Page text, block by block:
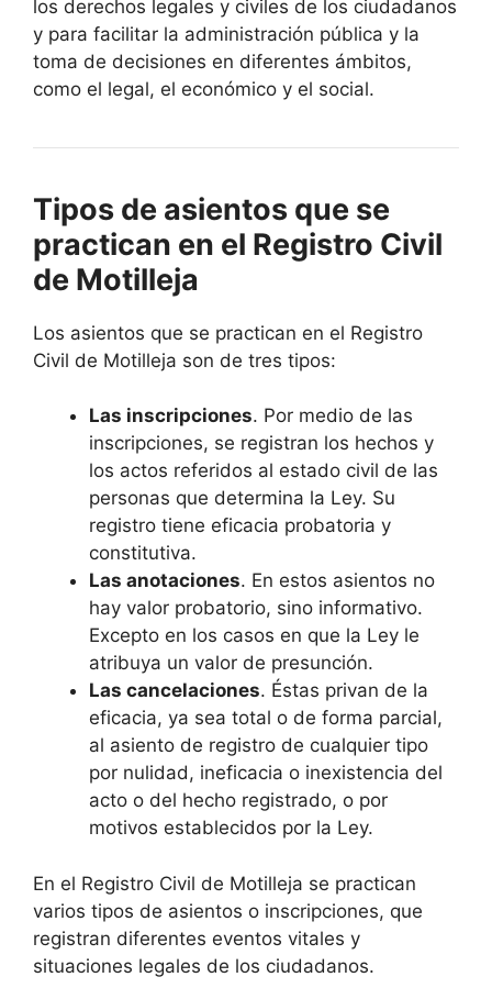
los derechos legales y civiles de los ciudadanos
y para facilitar la administración pública y la
toma de decisiones en diferentes ámbitos,
como el legal, el económico y el social.
Tipos de asientos que se
practican en el Registro Civil
de Motilleja
Los asientos que se practican en el Registro
Civil de Motilleja son de tres tipos:
Las inscripciones. Por medio de las
inscripciones, se registran los hechos y
los actos referidos al estado civil de las
personas que determina la Ley. Su
registro tiene eficacia probatoria y
constitutiva.
Las anotaciones. En estos asientos no
hay valor probatorio, sino informativo.
Excepto en los casos en que la Ley le
atribuya un valor de presunción.
Las cancelaciones. Éstas privan de la
eficacia, ya sea total o de forma parcial,
al asiento de registro de cualquier tipo
por nulidad, ineficacia o inexistencia del
acto o del hecho registrado, o por
motivos establecidos por la Ley.
En el Registro Civil de Motilleja se practican
varios tipos de asientos o inscripciones, que
registran diferentes eventos vitales y
situaciones legales de los ciudadanos.